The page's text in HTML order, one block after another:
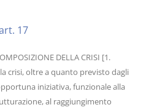
17
DELLA CRISI [1.
crisi, oltre a quanto previsto dagli
iniziativa, funzionale alla
al raggiungimento